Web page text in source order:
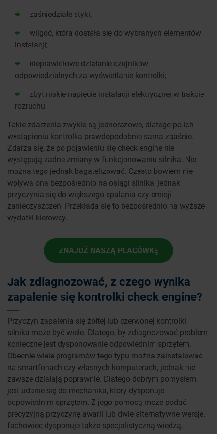
zaśniedziałe styki;
wilgoć, która dostała się do wybranych elementów
instalacji;
nieprawidłowe działanie czujników
odpowiedzialnych za wyświetlanie kontrolki;
zbyt niskie napięcie instalacji elektrycznej w trakcie
rozruchu.
Takie zdarzenia zwykle są jednorazowe, dlatego po ich
wystąpieniu kontrolka prawdopodobnie sama zgaśnie.
Zdarza się, że po pojawieniu się check engine nie
występują żadne zmiany w funkcjonowaniu silnika. Nie
można tego jednak bagatelizować. Często bowiem nie
wpływa ona bezpośrednio na osiągi silnika, jednak
przyczynia się do większego spalania czy emisji
zanieczyszczeń. Przekłada się to bezpośrednio na wyższe
wydatki kierowcy.
ZNAJDŹ NASZĄ PLACÓWKĘ
Jak zdiagnozować, z czego wynika
zapalenie się kontrolki check engine?
Przyczyn zapalenia się żółtej lub czerwonej kontrolki
silnika może być wiele. Dlatego, by zdiagnozować problem
konieczne jest dysponowanie odpowiednim sprzętem.
Obecnie wiele programów tego typu można zainstalować
na smartfonach czy własnych komputerach, jednak nie
zawsze działają poprawnie. Dlatego dobrym pomysłem
jest udanie się do mechanika, który dysponuje
odpowiednim sprzętem. Z jego pomocą może podać
precyzyjną przyczynę awarii lub dwie alternatywne wersje.
fachowiec dysponuje także specjalistyczną wiedzą,